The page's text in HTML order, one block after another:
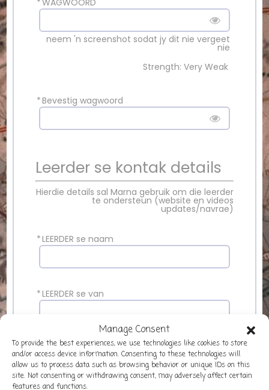
Manage Consent
To provide the best experiences, we use technologies like cookies to store
and/or access device information. Consenting to these technologies will
allow us to process data such as browsing behavior or unique IDs on this
site. Not consenting or withdrawing consent, may adversely affect certain
features and functions.
*WAGWOORD
neem 'n screenshot sodat jy dit nie vergeet
nie
Strength: Very Weak
*Bevestig wagwoord
Leerder se kontak details
Hierdie details sal Marna gebruik om die leerder
te ondersteun (website en videos
updates/navrae)
*LEERDER se naam
*LEERDER se van
*LEERDER se email adres
vir incheck en password reset